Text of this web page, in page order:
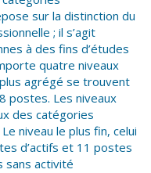
sur la distinction du
; il s’agit
à des fins d’études
quatre niveaux
agrégé se trouvent
postes. Les niveaux
des catégories
niveau le plus fin, celui
d’actifs et 11 postes
sans activité